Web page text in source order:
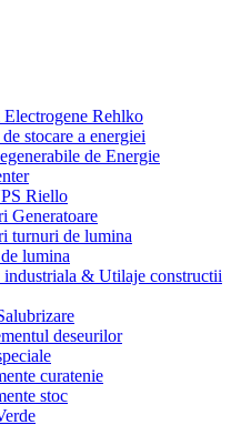
Rehlko
stocare a energiei
de Energie
Riello
Generatoare
turnuri de lumina
lumina
industriala & Utilaje constructii
deseurilor
curatenie
stoc